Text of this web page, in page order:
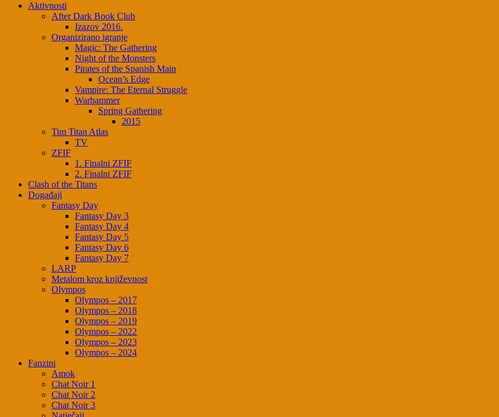
Aktivnosti
After Dark Book Club
Izazov 2016.
Organizirano igranje
Magic: The Gathering
Night of the Monsters
Pirates of the Spanish Main
Ocean’s Edge
Vampire: The Eternal Struggle
Warhammer
Spring Gathering
2015
Tim Titan Atlas
TV
ZFIF
1. Finalni ZFIF
2. Finalni ZFIF
Clash of the Titans
Događaji
Fantasy Day
Fantasy Day 3
Fantasy Day 4
Fantasy Day 5
Fantasy Day 6
Fantasy Day 7
LARP
Metalom kroz književnost
Olympos
Olympos – 2017
Olympos – 2018
Olympos – 2019
Olympos – 2022
Olympos – 2023
Olympos – 2024
Fanzini
Amok
Chat Noir 1
Chat Noir 2
Chat Noir 3